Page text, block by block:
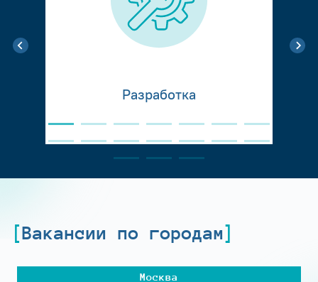
Разработка
Вакансии по городам
Москва